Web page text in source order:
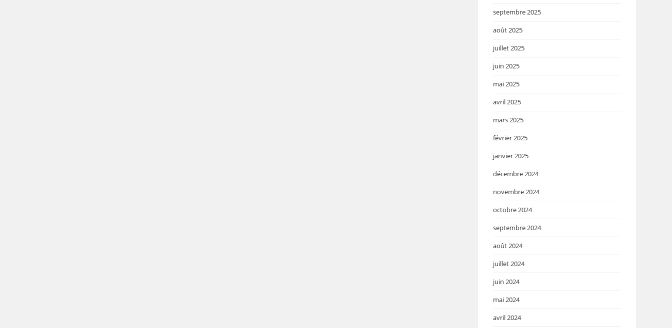
septembre 2025
août 2025
juillet 2025
juin 2025
mai 2025
avril 2025
mars 2025
février 2025
janvier 2025
décembre 2024
novembre 2024
octobre 2024
septembre 2024
août 2024
juillet 2024
juin 2024
mai 2024
avril 2024